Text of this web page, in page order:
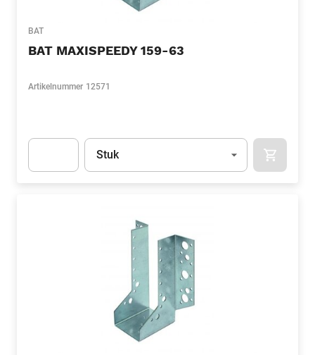
BAT
BAT MAXISPEEDY 159-63
Artikelnummer 12571
Eenheid
Stuk